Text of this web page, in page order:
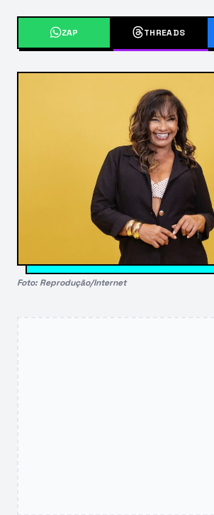
ZAP THREADS
Foto: Reprodução/Internet